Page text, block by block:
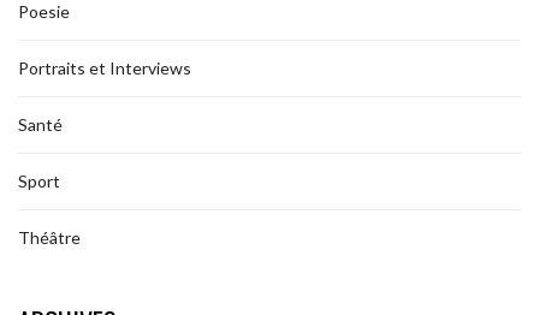
Poesie
Portraits et Interviews
Santé
Sport
Théâtre